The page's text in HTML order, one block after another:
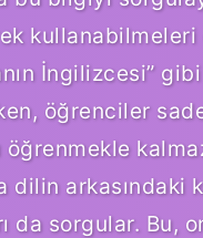
kullanabilmeleri
İngilizcesi”
öğrenciler
öğrenmekle
dilin arkasındaki
da sorgular. Bu,